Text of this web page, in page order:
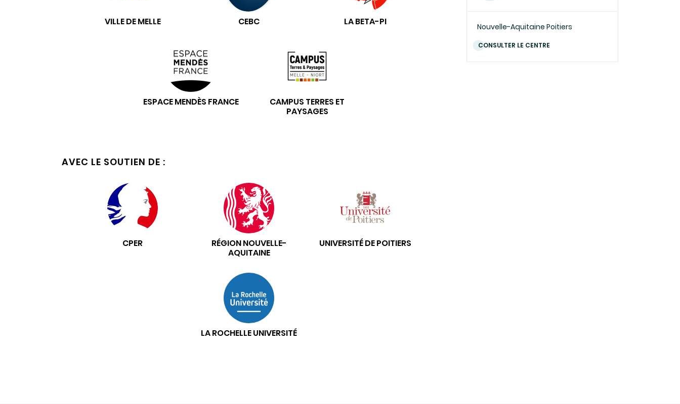
VILLE DE MELLE CEBC LA BETA-PI
ESPACE MENDÈS FRANCE
CAMPUS TERRES ET
PAYSAGES
AVEC LE SOUTIEN DE :
CPER
RÉGION NOUVELLE-
AQUITAINE
UNIVERSITÉ DE POITIERS
LA ROCHELLE UNIVERSITÉ
Nouvelle-Aquitaine Poitiers
CONSULTER LE CENTRE